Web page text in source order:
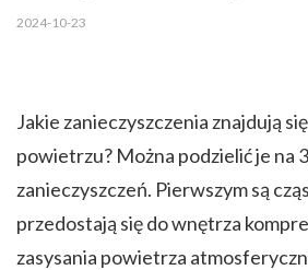
2024-10-23
Jakie zanieczyszczenia znajdują
powietrzu? Można podzielić je na
zanieczyszczeń. Pierwszym są
przedostają się do wnętrza
zasysania powietrza